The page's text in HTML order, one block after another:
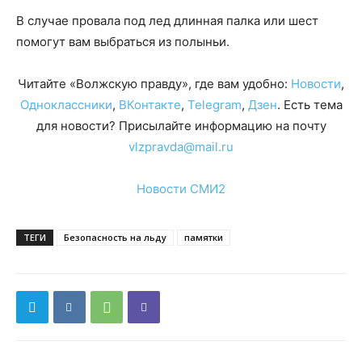
В случае провала под лед длинная палка или шест
помогут вам выбраться из полыньи.
Читайте «Волжскую правду», где вам удобно: Новости,
Одноклассники, ВКонтакте, Telegram, Дзен. Есть тема
для новости? Присылайте информацию на почту
vlzpravda@mail.ru
Новости СМИ2
ТЕГИ Безопасность на льду памятки